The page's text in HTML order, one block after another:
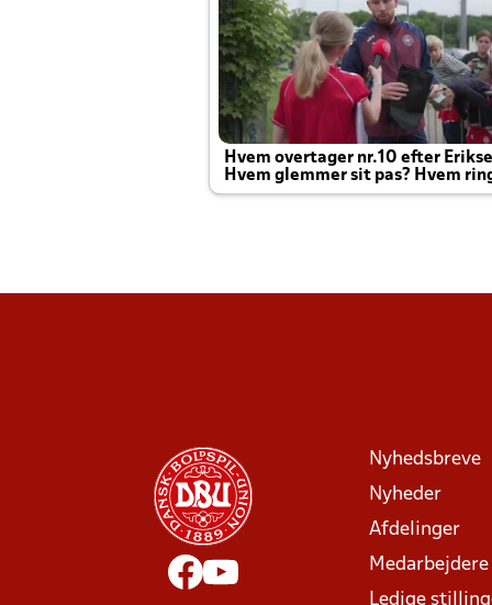
Hvem overtager nr.10 efter
Hvem glemmer sit pas? Hvem
Joachim altid til efter kampe?
Nyhedsbreve
Nyheder
Afdelinger
Medarbejdere
Ledige